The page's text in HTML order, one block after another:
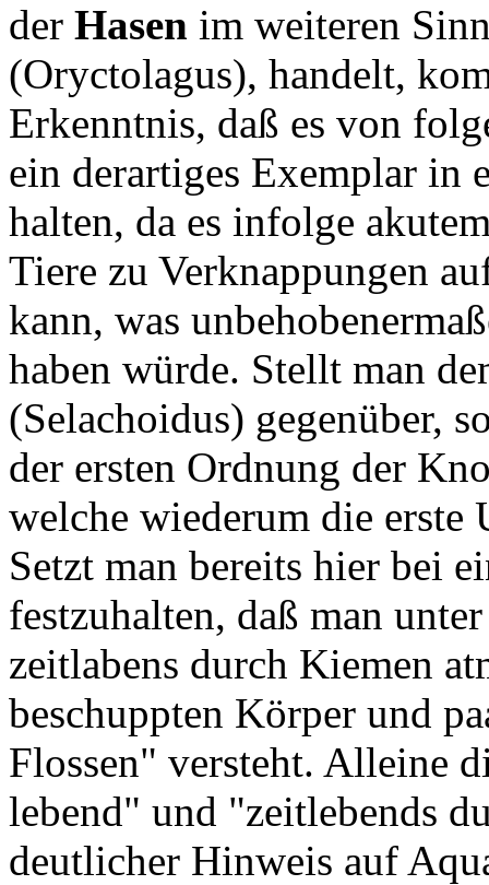
der Hasen im weiteren
(Oryctolagus), handelt,
Erkenntnis, daß es von
ein derartiges Exemplar in
halten, da es infolge
Tiere zu Verknappungen
kann, was
haben würde. Stellt man
(Selachoidus) gegenüber,
der ersten Ordnung der
welche wiederum die erste
Setzt man bereits hier bei
festzuhalten, daß man
zeitlabens durch Kiemen
beschuppten Körper und
Flossen" versteht. Alleine
lebend" und "zeitlebends
deutlicher Hinweis auf